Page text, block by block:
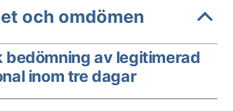
och omdömen
bedömning av legitimerad
inom tre dagar